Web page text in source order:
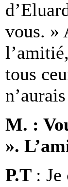
vous. »
tous
M. :
».
P.T :